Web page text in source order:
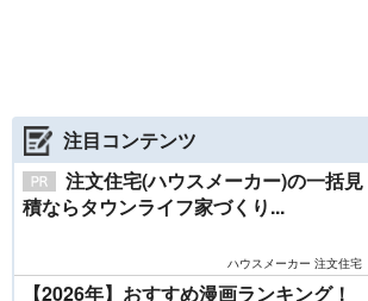
注目コンテンツ
注文住宅(ハウスメーカー)の一括見
積ならタウンライフ家づくり...
ハウスメーカー 注文住宅
【2026年】おすすめ漫画ランキング！